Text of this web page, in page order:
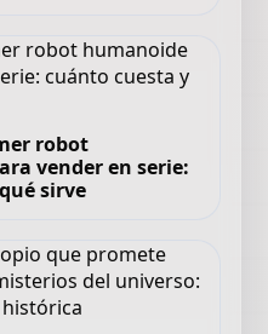
robot
vender en serie:
sirve